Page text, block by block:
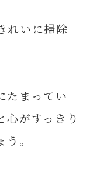
れいに掃除
たまってい
心がすっきり
。